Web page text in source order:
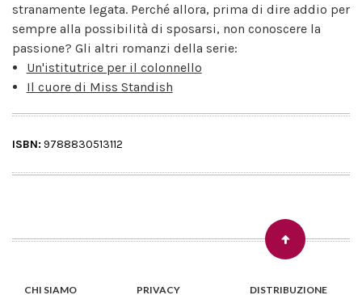
stranamente legata. Perché allora, prima di dire addio per
sempre alla possibilità di sposarsi, non conoscere la
passione? Gli altri romanzi della serie:
Un'istitutrice per il colonnello
Il cuore di Miss Standish
ISBN: 9788830513112
CHI SIAMO PRIVACY DISTRIBUZIONE